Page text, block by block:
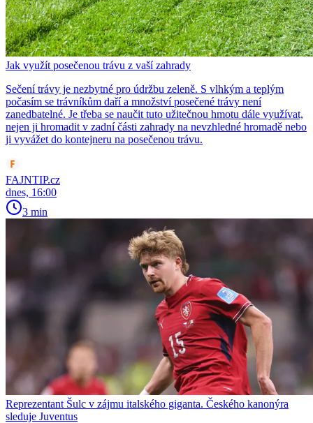
Jak využít posečenou trávu z vaší zahrady
Sečení trávy je nezbytné pro údržbu zeleně. S vlhkým a teplým
počasím se trávníkům daří a množství posečené trávy není
zanedbatelné. Je třeba se naučit tuto užitečnou hmotu dále využívat,
nejen ji hromadit v zadní části zahrady na nevzhledné hromadě nebo
ji vyvážet do kontejneru na posečenou trávu.
FAJNTIP.cz
dnes, 16:00
3 min
Reprezentant Šulc v zájmu italského giganta. Českého kanonýra
sleduje Juventus